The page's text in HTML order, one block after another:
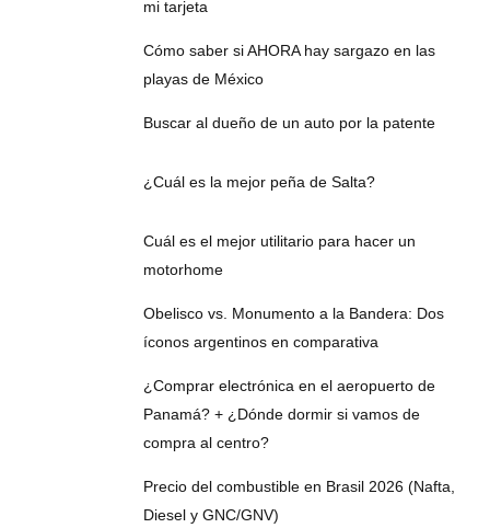
mi tarjeta
Cómo saber si AHORA hay sargazo en las
playas de México
Buscar al dueño de un auto por la patente
¿Cuál es la mejor peña de Salta?
Cuál es el mejor utilitario para hacer un
motorhome
Obelisco vs. Monumento a la Bandera: Dos
íconos argentinos en comparativa
¿Comprar electrónica en el aeropuerto de
Panamá? + ¿Dónde dormir si vamos de
compra al centro?
Precio del combustible en Brasil 2026 (Nafta,
Diesel y GNC/GNV)